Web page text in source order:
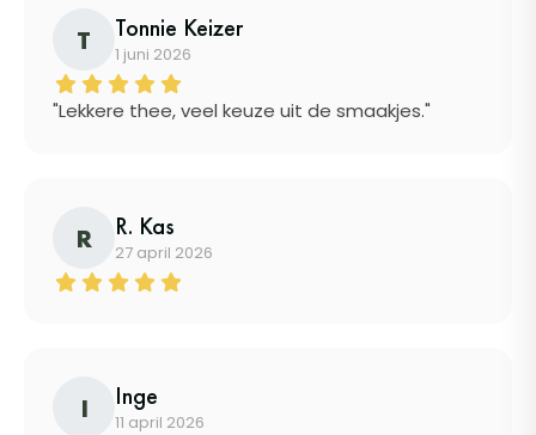
T Tonnie Keizer
1 juni 2026
"Lekkere thee, veel keuze uit de smaakjes."
R R. Kas
27 april 2026
I Inge
11 april 2026